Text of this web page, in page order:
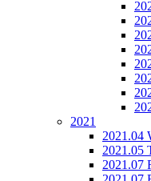
2021
2021.04
2021.05
2021.07